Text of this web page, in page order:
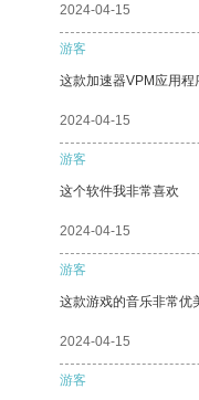
2024-04-15
游客
这款加速器VPM应用程
2024-04-15
游客
这个软件我非常喜欢
2024-04-15
游客
这款游戏的音乐非常优
2024-04-15
游客